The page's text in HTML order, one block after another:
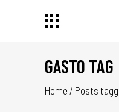
GASTO TAG
Home / Posts